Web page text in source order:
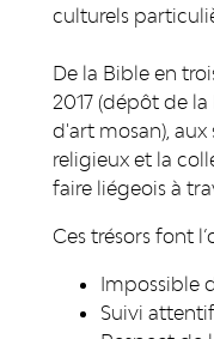
culturels
De la Bible en
2017 (dépôt de
d'art mosan),
religieux et la
faire liégeois à
Ces trésors font
Impossible
Suivi